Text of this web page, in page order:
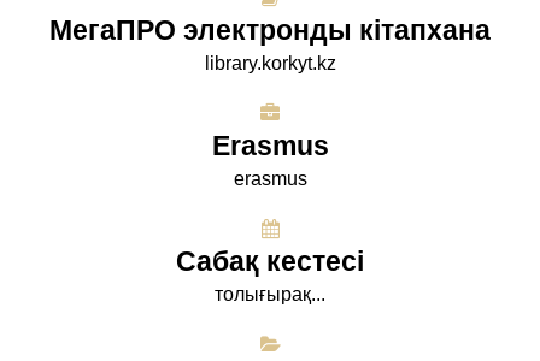
МегаПРО электронды кітапхана
library.korkyt.kz
Erasmus
erasmus
Сабақ кестесі
толығырақ...